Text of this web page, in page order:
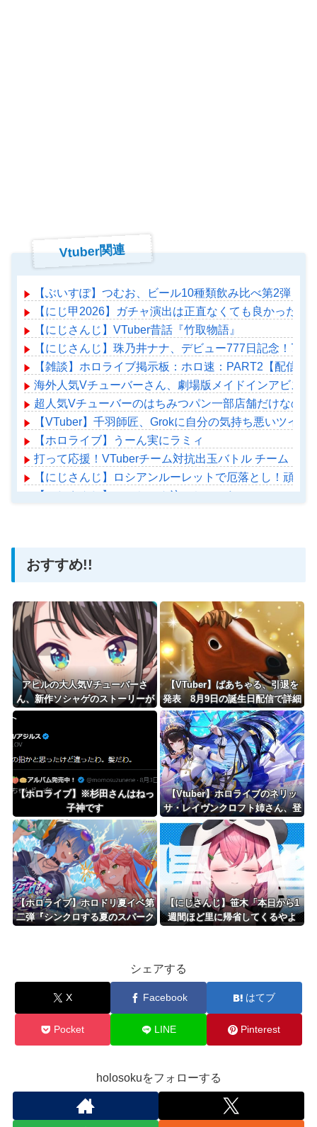
Vtuber関連
【ぶいすぽ】つむお、ビール10種類飲み比べ第2弾！
【にじ甲2026】ガチャ演出は正直なくても良かった
【にじさんじ】VTuber昔話『竹取物語』
【にじさんじ】珠乃井ナナ、デビュー777日記念！77
【雑談】ホロライブ掲示板：ホロ速：PART2【配信実
海外人気Vチューバーさん、劇場版メイドインアビス
超人気Vチューバーのはちみつパン一部店舗だけなの
【VTuber】千羽師匠、Grokに自分の気持ち悪いツイ
【ホロライブ】うーん実にラミィ
打って応援！VTuberチーム対抗出玉バトル チーム「
【にじさんじ】ロシアンルーレットで厄落とし！頑
【にじさんじ】アンちゃん泣いちゃった…
おすすめ!!
アヒルの大人気Vチューバーさ
ん、新作ソシャゲのストーリーが
めっちゃ面白い！
【VTuber】ばあちゃる、引退を
発表 8月9日の誕生日配信で詳細
を説明「ずっと続けられなくて本
当にごめんなさい」【8/9(日)15:0
0】
【ホロライブ】※杉田さんはねっ
子神です
【Vtuber】ホロライブのネリッ
サ・レイヴンクロフト姉さん、登
録者数100万人達成！
【ホロライブ】ホロドリ夏イベ第
二弾『シンクロする夏のスパーク
【にじさんじ】笹木「本日から1
週間ほど里に帰省してくるやよ
シェアする
X Facebook はてブ
Pocket LINE Pinterest
holosokuをフォローする